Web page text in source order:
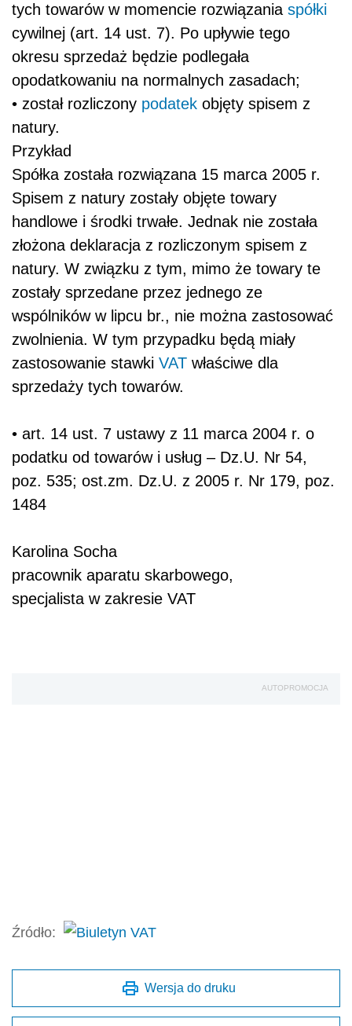
tych towarów w momencie rozwiązania spółki
cywilnej (art. 14 ust. 7). Po upływie tego
okresu sprzedaż będzie podlegała
opodatkowaniu na normalnych zasadach;
• został rozliczony podatek objęty spisem z
natury.
Przykład
Spółka została rozwiązana 15 marca 2005 r.
Spisem z natury zostały objęte towary
handlowe i środki trwałe. Jednak nie została
złożona deklaracja z rozliczonym spisem z
natury. W związku z tym, mimo że towary te
zostały sprzedane przez jednego ze
wspólników w lipcu br., nie można zastosować
zwolnienia. W tym przypadku będą miały
zastosowanie stawki VAT właściwe dla
sprzedaży tych towarów.
• art. 14 ust. 7 ustawy z 11 marca 2004 r. o
podatku od towarów i usług – Dz.U. Nr 54,
poz. 535; ost.zm. Dz.U. z 2005 r. Nr 179, poz.
1484
Karolina Socha
pracownik aparatu skarbowego,
specjalista w zakresie VAT
AUTOPROMOCJA
Źródło:
Wersja do druku